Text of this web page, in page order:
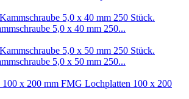
5,0 x 40 mm 250...
5,0 x 50 mm 250...
FMG Lochplatten 100 x 200